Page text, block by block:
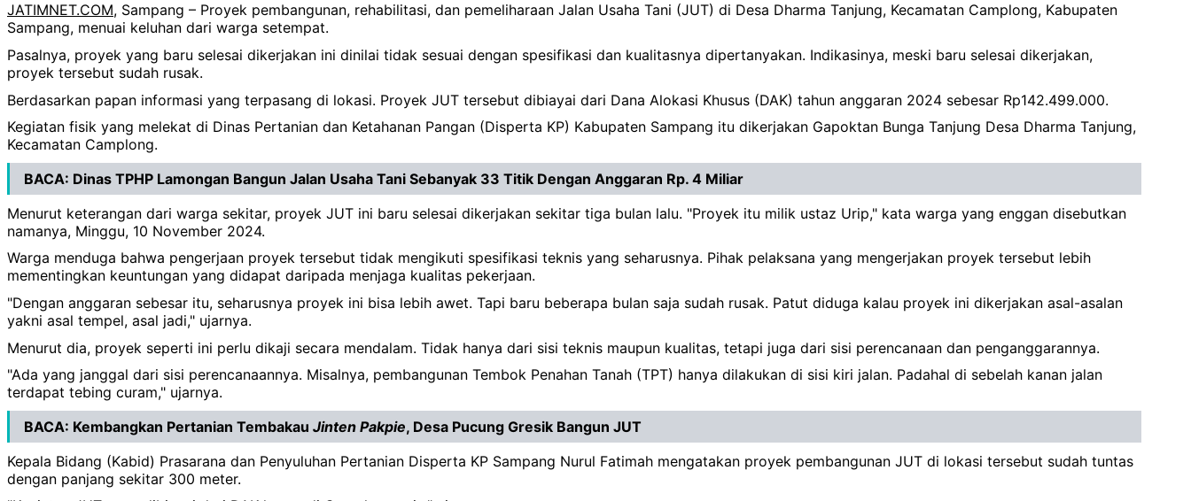
JATIMNET.COM, Sampang – Proyek pembangunan, rehabilitasi, dan pemeliharaan Jalan Usaha Tani (JUT) di Desa Dharma Tanjung, Kecamatan Camplong, Kabupaten
Sampang, menuai keluhan dari warga setempat.
Pasalnya, proyek yang baru selesai dikerjakan ini dinilai tidak sesuai dengan spesifikasi dan kualitasnya dipertanyakan. Indikasinya, meski baru selesai dikerjakan,
proyek tersebut sudah rusak.
Berdasarkan papan informasi yang terpasang di lokasi. Proyek JUT tersebut dibiayai dari Dana Alokasi Khusus (DAK) tahun anggaran 2024 sebesar Rp142.499.000.
Kegiatan fisik yang melekat di Dinas Pertanian dan Ketahanan Pangan (Disperta KP) Kabupaten Sampang itu dikerjakan Gapoktan Bunga Tanjung Desa Dharma Tanjung,
Kecamatan Camplong.
BACA: Dinas TPHP Lamongan Bangun Jalan Usaha Tani Sebanyak 33 Titik Dengan Anggaran Rp. 4 Miliar
Menurut keterangan dari warga sekitar, proyek JUT ini baru selesai dikerjakan sekitar tiga bulan lalu. "Proyek itu milik ustaz Urip," kata warga yang enggan disebutkan
namanya, Minggu, 10 November 2024.
Warga menduga bahwa pengerjaan proyek tersebut tidak mengikuti spesifikasi teknis yang seharusnya. Pihak pelaksana yang mengerjakan proyek tersebut lebih
mementingkan keuntungan yang didapat daripada menjaga kualitas pekerjaan.
"Dengan anggaran sebesar itu, seharusnya proyek ini bisa lebih awet. Tapi baru beberapa bulan saja sudah rusak. Patut diduga kalau proyek ini dikerjakan asal-asalan
yakni asal tempel, asal jadi," ujarnya.
Menurut dia, proyek seperti ini perlu dikaji secara mendalam. Tidak hanya dari sisi teknis maupun kualitas, tetapi juga dari sisi perencanaan dan penganggarannya.
"Ada yang janggal dari sisi perencanaannya. Misalnya, pembangunan Tembok Penahan Tanah (TPT) hanya dilakukan di sisi kiri jalan. Padahal di sebelah kanan jalan
terdapat tebing curam," ujarnya.
BACA: Kembangkan Pertanian Tembakau Jinten Pakpie, Desa Pucung Gresik Bangun JUT
Kepala Bidang (Kabid) Prasarana dan Penyuluhan Pertanian Disperta KP Sampang Nurul Fatimah mengatakan proyek pembangunan JUT di lokasi tersebut sudah tuntas
dengan panjang sekitar 300 meter.